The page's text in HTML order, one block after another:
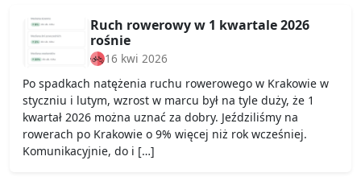
Ruch rowerowy w 1 kwartale 2026
rośnie
16 kwi 2026
Po spadkach natężenia ruchu rowerowego w Krakowie w
styczniu i lutym, wzrost w marcu był na tyle duży, że 1
kwartał 2026 można uznać za dobry. Jeździliśmy na
rowerach po Krakowie o 9% więcej niż rok wcześniej.
Komunikacyjnie, do i […]